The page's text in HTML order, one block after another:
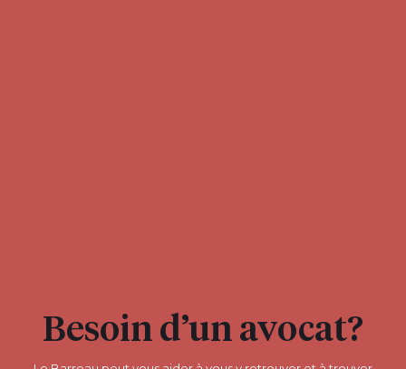
Besoin d’un avocat?